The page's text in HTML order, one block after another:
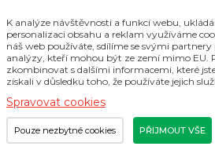
K analýze návštěvnosti a funkcí webu,
personalizaci obsahu a reklam využíváme
náš web používáte, sdílíme se svými partnery
analýzy, kteří mohou být ze zemí mimo EU.
zkombinovat s dalšími informacemi, které
získali v důsledku toho, že používáte jejich
Spravovat cookies
Pouze nezbytné cookies PŘIJMOUT VŠE